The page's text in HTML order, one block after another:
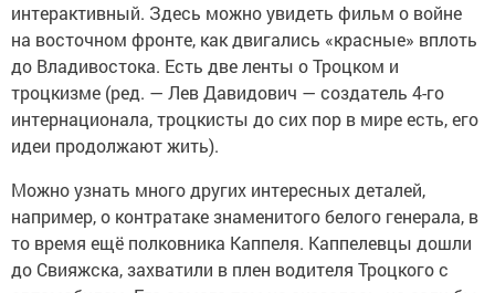
интерактивный. Здесь можно увидеть фильм о войне
на восточном фронте, как двигались «красные» вплоть
до Владивостока. Есть две ленты о Троцком и
троцкизме (ред. — Лев Давидович — создатель 4-го
интернационала, троцкисты до сих пор в мире есть, его
идеи продолжают жить).
Можно узнать много других интересных деталей,
например, о контратаке знаменитого белого генерала, в
то время ещё полковника Каппеля. Каппелевцы дошли
до Свияжска, захватили в плен водителя Троцкого с